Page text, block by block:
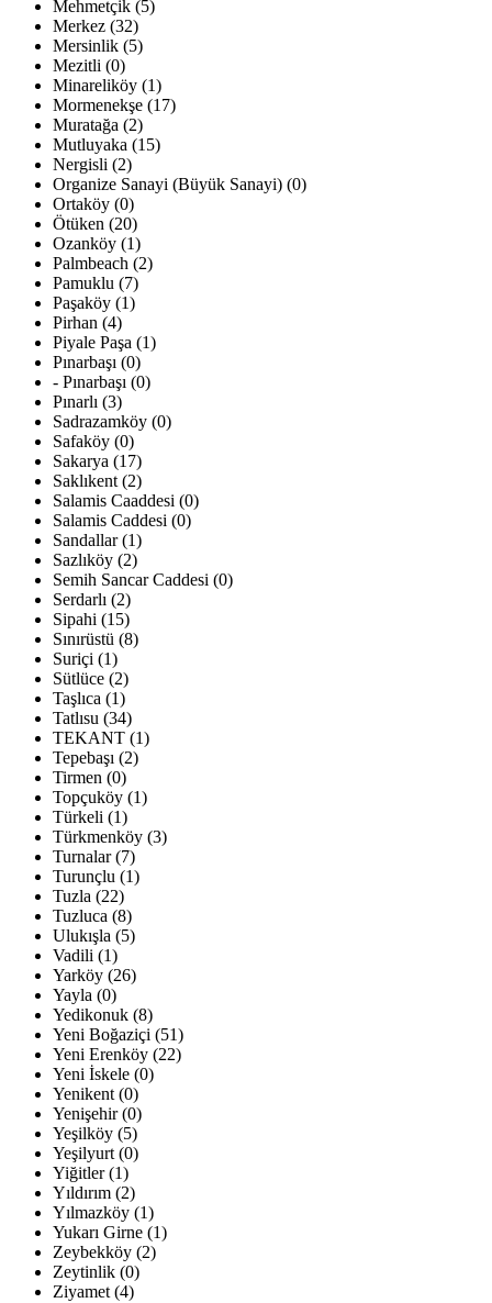
Mehmetçik (5)
Merkez (32)
Mersinlik (5)
Mezitli (0)
Minareliköy (1)
Mormenekşe (17)
Muratağa (2)
Mutluyaka (15)
Nergisli (2)
Organize Sanayi (Büyük Sanayi) (0)
Ortaköy (0)
Ötüken (20)
Ozanköy (1)
Palmbeach (2)
Pamuklu (7)
Paşaköy (1)
Pirhan (4)
Piyale Paşa (1)
Pınarbaşı (0)
- Pınarbaşı (0)
Pınarlı (3)
Sadrazamköy (0)
Safaköy (0)
Sakarya (17)
Saklıkent (2)
Salamis Caaddesi (0)
Salamis Caddesi (0)
Sandallar (1)
Sazlıköy (2)
Semih Sancar Caddesi (0)
Serdarlı (2)
Sipahi (15)
Sınırüstü (8)
Suriçi (1)
Sütlüce (2)
Taşlıca (1)
Tatlısu (34)
TEKANT (1)
Tepebaşı (2)
Tirmen (0)
Topçuköy (1)
Türkeli (1)
Türkmenköy (3)
Turnalar (7)
Turunçlu (1)
Tuzla (22)
Tuzluca (8)
Ulukışla (5)
Vadili (1)
Yarköy (26)
Yayla (0)
Yedikonuk (8)
Yeni Boğaziçi (51)
Yeni Erenköy (22)
Yeni İskele (0)
Yenikent (0)
Yenişehir (0)
Yeşilköy (5)
Yeşilyurt (0)
Yiğitler (1)
Yıldırım (2)
Yılmazköy (1)
Yukarı Girne (1)
Zeybekköy (2)
Zeytinlik (0)
Ziyamet (4)